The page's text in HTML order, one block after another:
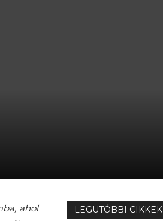
ahol
LEGUTÓBBI CIKKEK